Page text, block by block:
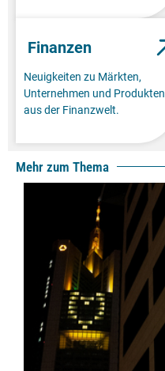
Finanzen
Neuigkeiten zu Märkten,
Unternehmen und Produkten
aus der Finanzwelt.
Mehr zum Thema